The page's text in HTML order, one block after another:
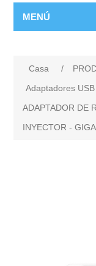
MENÚ
Casa /
Adaptadores
ADAPTADOR DE
INYECTOR -